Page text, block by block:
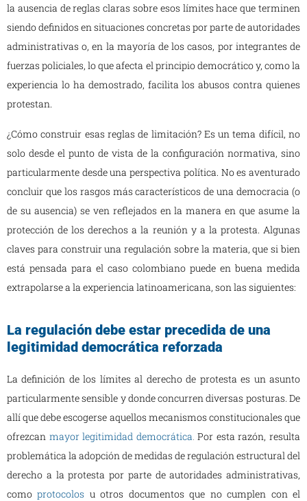
la ausencia de reglas claras sobre esos límites hace que terminen
siendo definidos en situaciones concretas por parte de autoridades
administrativas o, en la mayoría de los casos, por integrantes de
fuerzas policiales, lo que afecta el principio democrático y, como la
experiencia lo ha demostrado, facilita los abusos contra quienes
protestan.
¿Cómo construir esas reglas de limitación? Es un tema difícil, no
solo desde el punto de vista de la configuración normativa, sino
particularmente desde una perspectiva política. No es aventurado
concluir que los rasgos más característicos de una democracia (o
de su ausencia) se ven reflejados en la manera en que asume la
protección de los derechos a la reunión y a la protesta. Algunas
claves para construir una regulación sobre la materia, que si bien
está pensada para el caso colombiano puede en buena medida
extrapolarse a la experiencia latinoamericana, son las siguientes:
La regulación debe estar precedida de una
legitimidad democrática reforzada
La definición de los límites al derecho de protesta es un asunto
particularmente sensible y donde concurren diversas posturas. De
allí que debe escogerse aquellos mecanismos constitucionales que
ofrezcan mayor legitimidad democrática.Por esta razón, resulta
problemática la adopción de medidas de regulación estructural del
derecho a la protesta por parte de autoridades administrativas,
comoprotocolos u otros documentos que no cumplen con el